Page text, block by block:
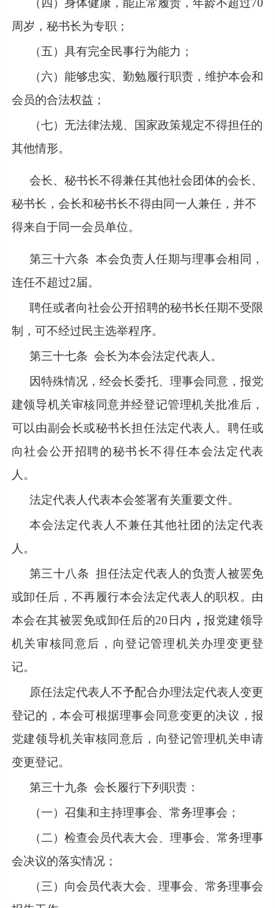
周岁，秘书长为专职；
（五）具有完全民事行为能力；
（六）能够忠实、勤勉履行职责，维护本会和
会员的合法权益；
（七）无法律法规、国家政策规定不得担任的
其他情形。
会长、秘书长不得兼任其他社会团体的会长、
秘书长，会长和秘书长不得由同一人兼任，并不
得来自于同一会员单位。
第三十六条 本会负责人任期与理事会相同，
连任不超过2届。
聘任或者向社会公开招聘的秘书长任期不受限
制，可不经过民主选举程序。
第三十七条 会长为本会法定代表人。
因特殊情况，经会长委托、理事会同意，报党
建领导机关审核同意并经登记管理机关批准后，
可以由副会长或秘书长担任法定代表人。聘任或
向社会公开招聘的秘书长不得任本会法定代表
人。
法定代表人代表本会签署有关重要文件。
本会法定代表人不兼任其他社团的法定代表
人。
第三十八条 担任法定代表人的负责人被罢免
或卸任后，不再履行本会法定代表人的职权。由
本会在其被罢免或卸任后的20日内 ，报党建领导
机关审核同意后，向登记管理机关办理变更登
记。
原任法定代表人不予配合办理法定代表人变更
登记的，本会可根据理事会同意变更的决议，报
党建领导机关审核同意后，向登记管理机关申请
变更登记。
第三十九条 会长履行下列职责：
（一）召集和主持理事会、常务理事会；
（二）检查会员代表大会、理事会、常务理事
会决议的落实情况；
（三）向会员代表大会、理事会、常务理事会